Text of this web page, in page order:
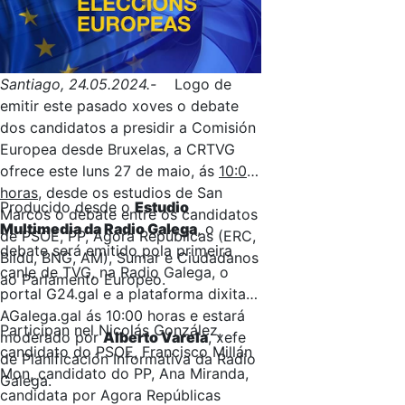
Santiago, 24.05.2024.-
Logo de
emitir este pasado xoves o debate
dos candidatos a presidir a Comisión
Europea desde Bruxelas, a CRTVG
ofrece este luns 27 de maio, ás 10:00
horas, desde os estudios de San
Marcos o debate entre os candidatos
de PSOE, PP, Agora Repúblicas (ERC,
Bildu, BNG, AM), Sumar e Ciudadanos
ao Parlamento Europeo.
Producido desde oEstudio
Multimedia da Radio Galega, o
debate será emitido pola primeira
canle de TVG, na Radio Galega, o
portal G24.gal e a plataforma dixital
AGalega.gal ás 10:00 horas e estará
moderado porAlberto Varela, xefe
de Planificación Informativa da Radio
Galega.
Participan nel Nicolás González,
candidato do PSOE, Francisco Millán
Mon, candidato do PP, Ana Miranda,
candidata por Agora Repúblicas